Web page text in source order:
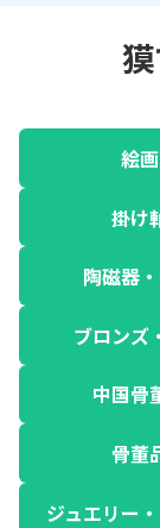
絵画
掛け
陶磁器
ブロンズ
中国骨
骨董
ジュエリー